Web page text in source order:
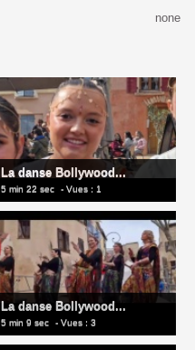
none
La danse Bollywood...
5 min 22 sec - Vues : 1
La danse Bollywood...
5 min 9 sec - Vues : 3